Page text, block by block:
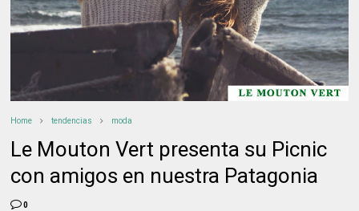
Home tendencias moda
Le Mouton Vert presenta su Picnic
con amigos en nuestra Patagonia
0